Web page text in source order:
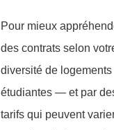
Pour mieux
des contrats selon
diversité de
étudiantes — et par
tarifs qui peuvent